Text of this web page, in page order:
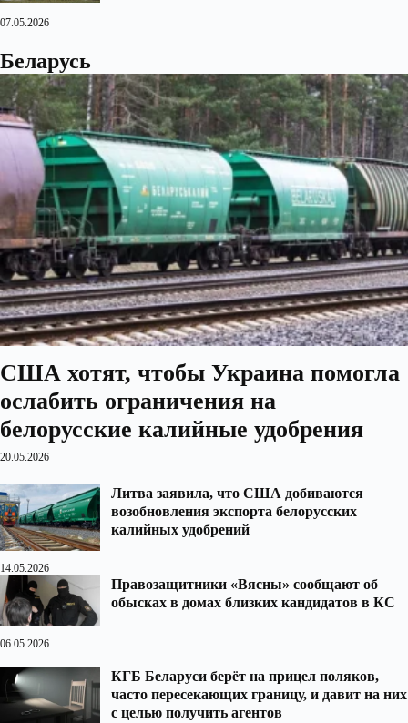
07.05.2026
Беларусь
США хотят, чтобы Украина помогла
ослабить ограничения на
белорусские калийные удобрения
20.05.2026
Литва заявила, что США добиваются
возобновления экспорта белорусских
калийных удобрений
14.05.2026
Правозащитники «Вясны» сообщают об
обысках в домах близких кандидатов в КС
06.05.2026
КГБ Беларуси берёт на прицел поляков,
часто пересекающих границу, и давит на них
с целью получить агентов